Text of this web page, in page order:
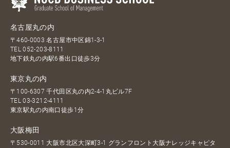
名古屋丸の内
〒460-0003 名古屋市中区錦1-3-1
TEL052-203-8111
地下鉄丸の内駅6番出口徒歩3分
東京丸の内
〒100-6307 千代田区丸の内2-4-1丸ビル7F
TEL03-3212-4111
東京駅丸の内南口徒歩1分
大阪梅田
〒530-0011 大阪市北区大深町3-1 グランフロント大阪ナレッジキャピタ